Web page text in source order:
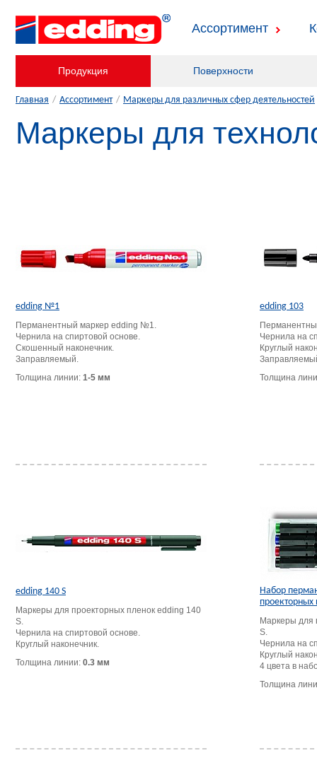
Ассортимент
Продукция Поверхности
Главная / Ассортимент / Маркеры для различных сфер деятельностей
Маркеры для
edding №1
Перманентный маркер edding №1.
Чернила на спиртовой основе.
Скошенный наконечник.
Заправляемый.
Толщина линии: 1-5 мм
edding 103
Чернила на
Круглый
Толщина
edding 140 S
Маркеры для проекторных пленок edding 140
S.
Чернила на спиртовой основе.
Круглый наконечник.
Толщина линии: 0.3 мм
Набор
Маркеры для
S.
Чернила на
Круглый
4 цвета в
Толщина